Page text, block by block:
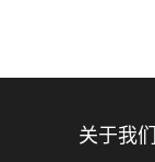
关于我们